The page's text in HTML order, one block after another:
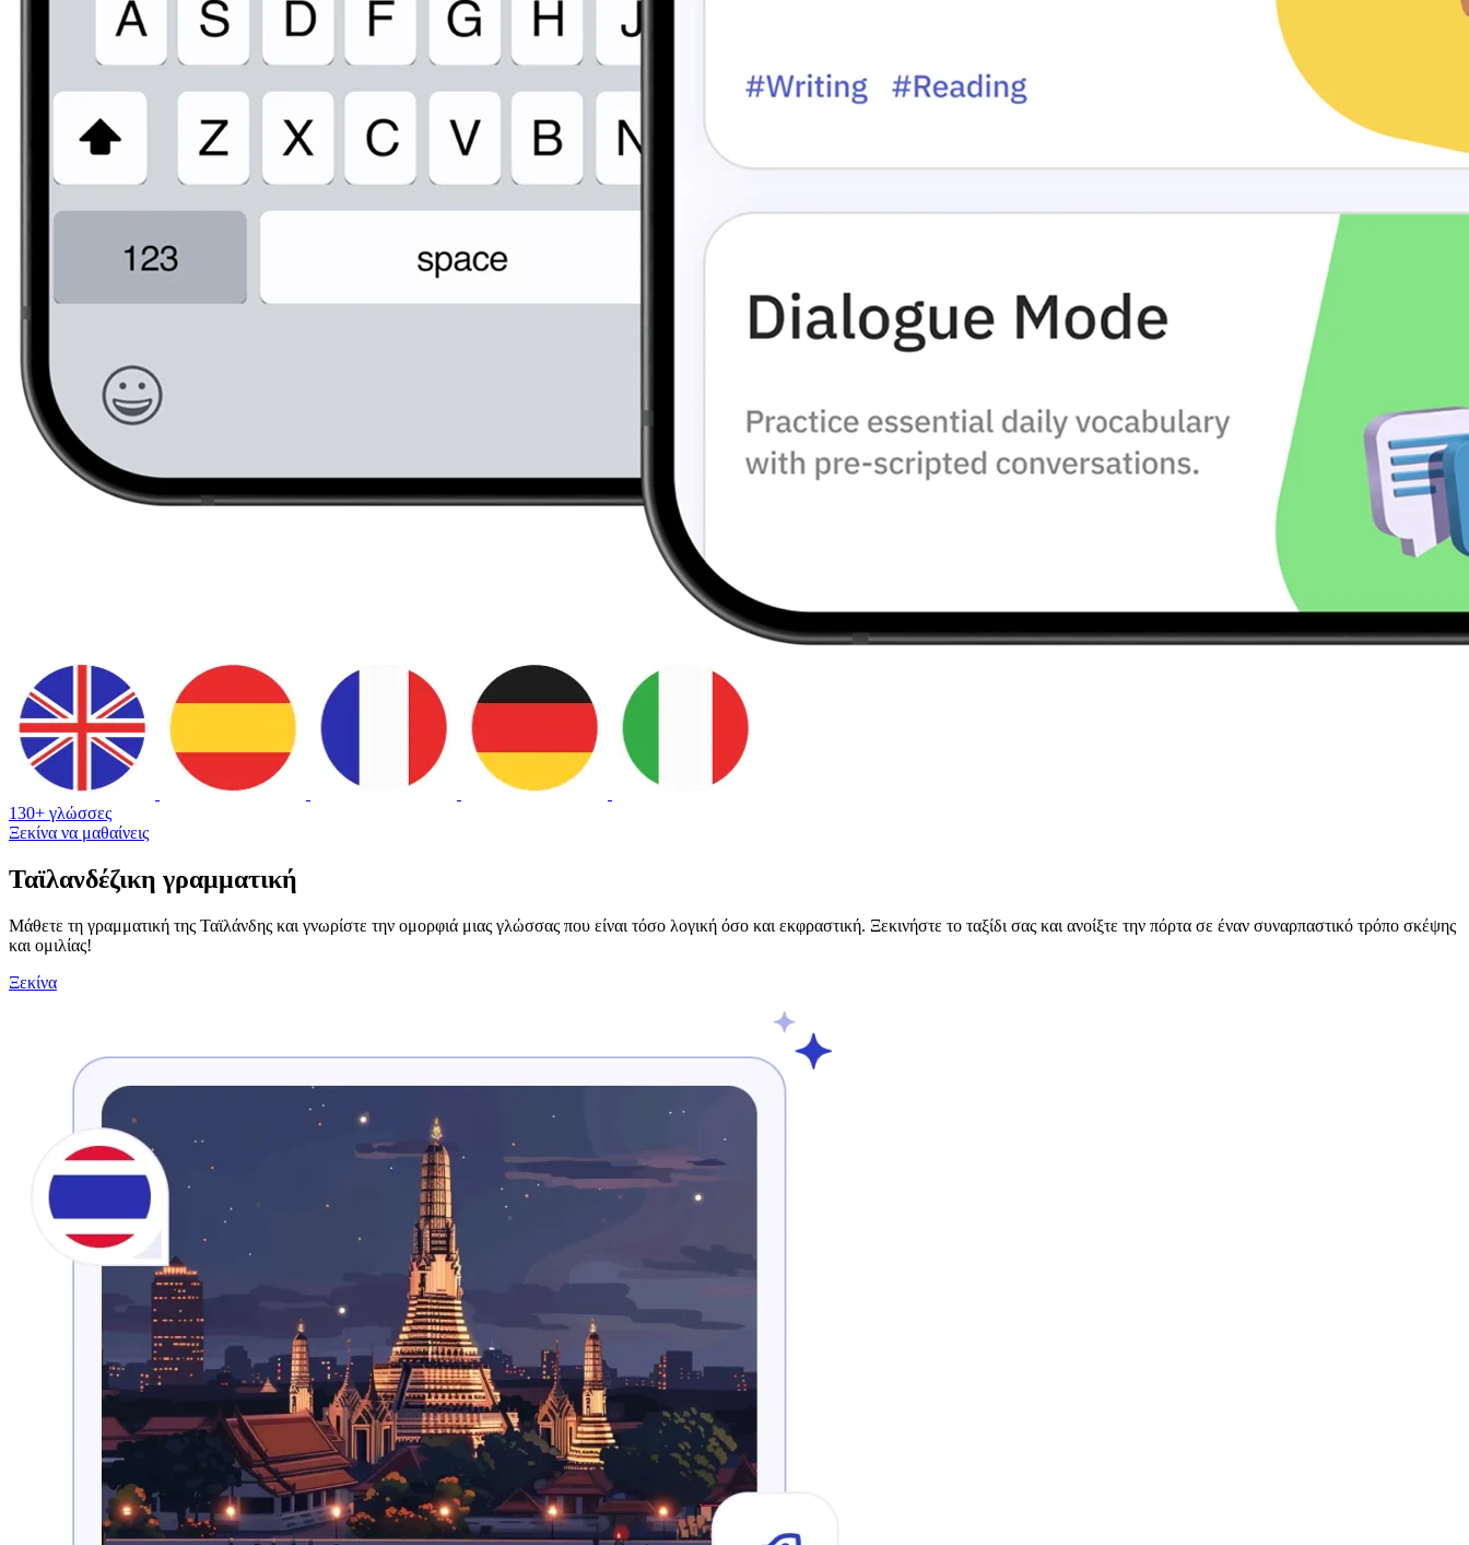
130+ γλώσσες
Ξεκίνα να μαθαίνεις
Ταϊλανδέζικη γραμματική
Μάθετε τη γραμματική της Ταϊλάνδης και γνωρίστε την ομορφιά μιας γλώσσας που είναι τόσο λογική όσο και εκφραστική. Ξεκινήστε το ταξίδι σας και ανοίξτε την πόρτα σε έναν συναρπαστικό τρόπο σκέψης
και ομιλίας!
Ξεκίνα